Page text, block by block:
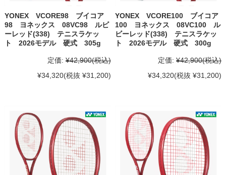
YONEX VCORE98 ブイコア
98 ヨネックス 08VC98 ルビ
ーレッド(338) テニスラケッ
ト 2026モデル 硬式 305g
定価: ¥42,900(税込)
¥34,320(税抜 ¥31,200)
YONEX VCORE100 ブイコア
100 ヨネックス 08VC100 ル
ビーレッド(338) テニスラケッ
ト 2026モデル 硬式 300g
定価: ¥42,900(税込)
¥34,320(税抜 ¥31,200)